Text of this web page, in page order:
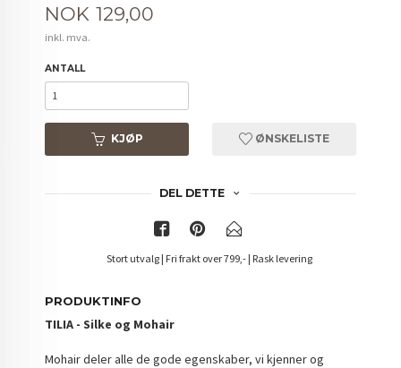
Pris
NOK 129,00
inkl. mva.
ANTALL
KJØP ØNSKELISTE
DEL DETTE
Stort utvalg | Fri frakt over 799,- | Rask levering
PRODUKTINFO
TILIA - Silke og Mohair
Mohair deler alle de gode egenskaber, vi kjenner og